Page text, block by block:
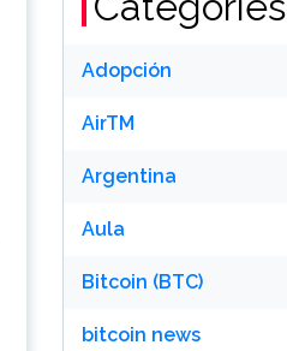
Adopción
AirTM
Argentina
Aula
Bitcoin (BTC)
bitcoin news